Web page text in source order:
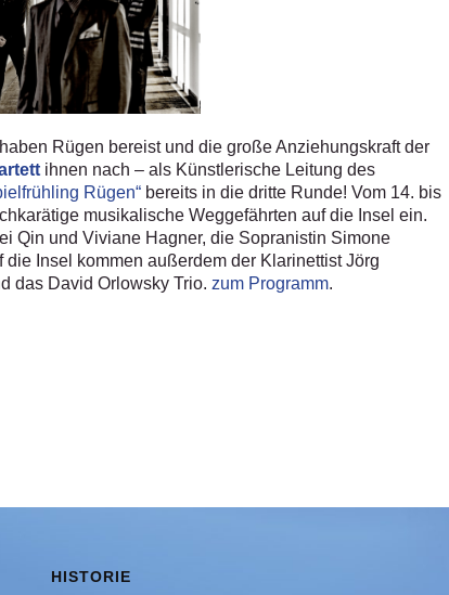
Rügen bereist und die große Anziehungskraft der
ihnen nach – als Künstlerische Leitung des
Rügen“ bereits in die dritte Runde! Vom 14. bis
musikalische Weggefährten auf die Insel ein.
Qin und Viviane Hagner, die Sopranistin Simone
Insel kommen außerdem der Klarinettist Jörg
das David Orlowsky Trio. zum Programm.
HISTORIE